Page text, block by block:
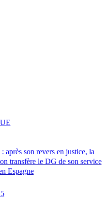
après son revers en justice, la
transfère le DG de son service
Espagne